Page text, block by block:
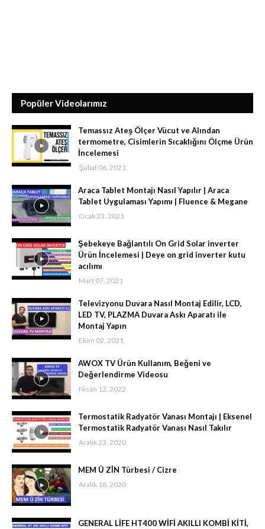
Popüler Videolarımız
Temassız Ateş Ölçer Vücut ve Alından
termometre, Cisimlerin Sıcaklığını Ölçme Ürün
İncelemesi
Şubat 06, 2021
Araca Tablet Montajı Nasıl Yapılır | Araca
Tablet Uygulaması Yapımı | Fluence & Megane
Ocak 23, 2021
Şebekeye Bağlantılı On Grid Solar inverter
Ürün İncelemesi | Deye on grid inverter kutu
acılımı
Mart 07, 2021
Televizyonu Duvara Nasıl Montaj Edilir, LCD,
LED TV, PLAZMA Duvara Askı Aparatı ile
Montaj Yapın
Ekim 02, 2021
AWOX TV Ürün Kullanım, Beğeni ve
Değerlendirme Videosu
Nisan 12, 2022
Termostatik Radyatör Vanası Montajı | Eksenel
Termostatik Radyatör Vanası Nasıl Takılır
Aralık 23, 2020
MEM Û ZÎN Türbesi / Cizre
Aralık 18, 2020
GENERAL LİFE HT400 WİFİ AKILLI KOMBİ KİTİ,